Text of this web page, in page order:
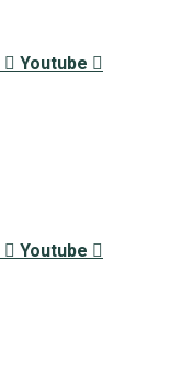
Youtube
Youtube